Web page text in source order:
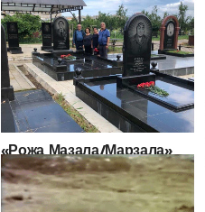
«Рожа Мазала/Марзала»
или День поминовения
душ усопших у курдов-
езидов